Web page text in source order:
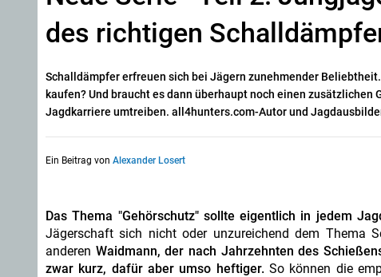
des richtigen
Schalldämpfer erfreuen sich bei Jägern zunehmender
kaufen? Und braucht es dann überhaupt noch einen
Jagdkarriere umtreiben. all4hunters.com-Autor und
Ein Beitrag von Alexander Losert
Das Thema "Gehörschutz" sollte eigentlich in jedem
Jägerschaft sich nicht oder unzureichend dem Thema
anderen Waidmann, der nach Jahrzehnten des
zwar kurz, dafür aber umso heftiger.So können die